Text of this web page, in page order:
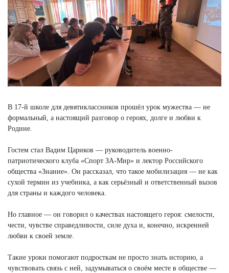
В 17-й школе для девятиклассников прошёл урок мужества — не
формальный, а настоящий разговор о героях, долге и любви к
Родине.
Гостем стал Вадим Цариков — руководитель военно-
патриотического клуба «Спорт ЗА-Мир» и лектор Российского
общества «Знание». Он рассказал, что такое мобилизация — не как
сухой термин из учебника, а как серьёзный и ответственный вызов
для страны и каждого человека.
Но главное — он говорил о качествах настоящего героя: смелости,
чести, чувстве справедливости, силе духа и, конечно, искренней
любви к своей земле.
Такие уроки помогают подросткам не просто знать историю, а
чувствовать связь с ней, задумываться о своём месте в обществе —